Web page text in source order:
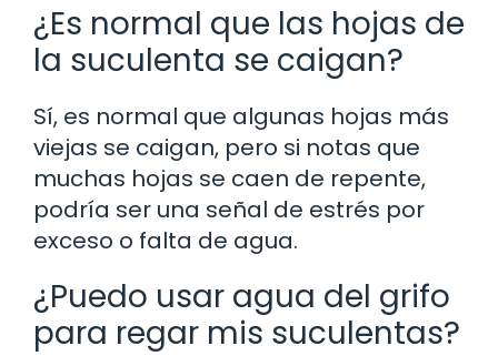
¿Es normal que las hojas de
la suculenta se caigan?
Sí, es normal que algunas hojas más
viejas se caigan, pero si notas que
muchas hojas se caen de repente,
podría ser una señal de estrés por
exceso o falta de agua.
¿Puedo usar agua del grifo
para regar mis suculentas?